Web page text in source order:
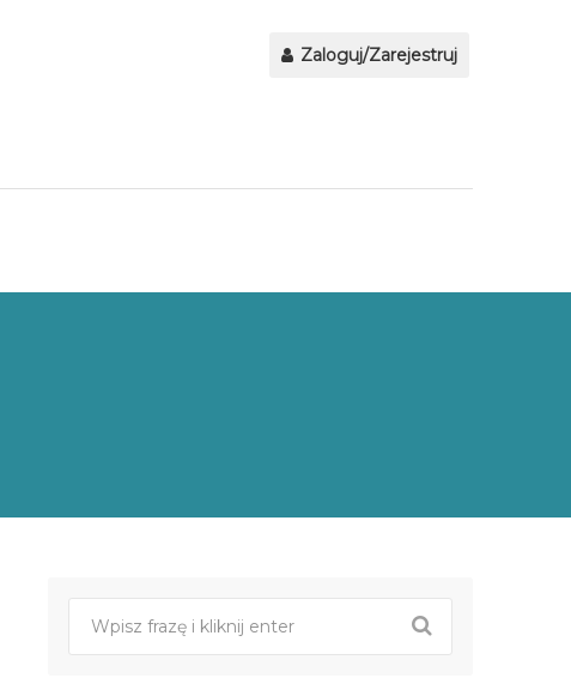
Zaloguj/Zarejestruj